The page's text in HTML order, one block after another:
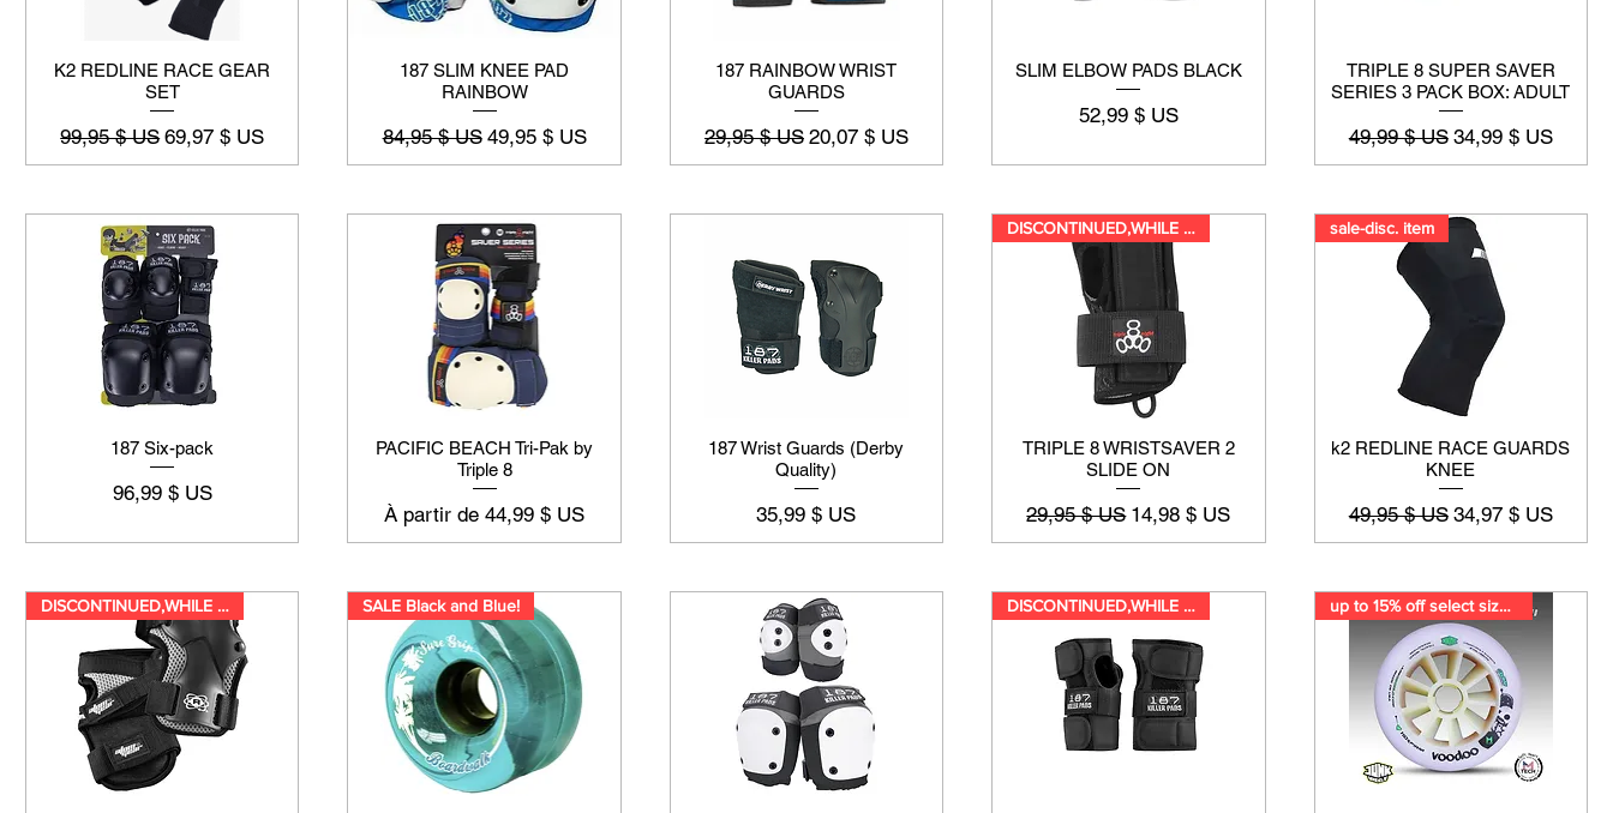
K2 REDLINE RACE GEAR
SET
Prix original
99,95 $ USPrix promotionnel
69,97 $ US
187 SLIM KNEE PAD
RAINBOW
Prix original
84,95 $ US Prix promotionnel
49,95 $ US
187 RAINBOW WRIST
GUARDS
Prix original
29,95 $ US Prix promotionnel
20,07 $ US
SLIM ELBOW PADS BLACK
Prix
52,99 $ US
TRIPLE 8 SUPER SAVER
SERIES 3 PACK BOX: ADULT
Prix original
49,99 $ US Prix promotionnel
34,99 $ US
187 Six-pack
Prix
96,99 $ US
PACIFIC BEACH Tri-Pak by
Triple 8
À partir de44,99 $ US
Prix promotionnel
187 Wrist Guards (Derby
Quality)
Prix
35,99 $ US
DISCONTINUED,WHILE SUPPLIES LA
TRIPLE 8 WRISTSAVER 2
SLIDE ON
Prix original
29,95 $ US Prix promotionnel
14,98 $ US
sale-disc. item
k2 REDLINE RACE GUARDS
KNEE
Prix original
49,95 $ US Prix promotionnel
34,97 $ US
DISCONTINUED,WHILE SUPPLIES LA SALE Black and Blue! DISCONTINUED,WHILE SUPPLIES LA up to 15% off select size/hard